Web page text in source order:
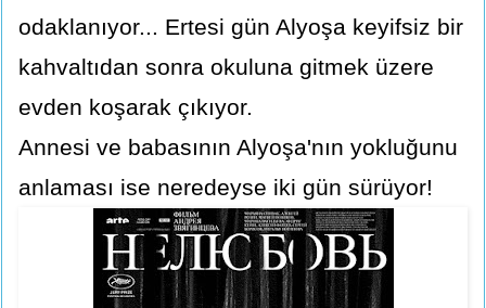
odaklanıyor... Ertesi gün Alyoşa keyifsiz bir
kahvaltıdan sonra okuluna gitmek üzere
evden koşarak çıkıyor.
Annesi ve babasının Alyoşa'nın yokluğunu
anlaması ise neredeyse iki gün sürüyor!